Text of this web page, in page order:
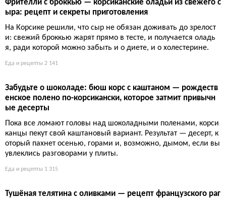
Фрителли с броккью — корсиканские оладьи из свежего с
ыра: рецепт и секреты приготовления
На Корсике решили, что сыр не обязан доживать до зрелост
и: свежий броккью жарят прямо в тесте, и получается оладь
я, ради которой можно забыть и о диете, и о холестерине.
Еда и рецепты 2 141
Забудьте о шоколаде: бюш корс с каштаном — рождеств
енское полено по-корсикански, которое затмит привычн
Пока все ломают головы над шоколадными поленами, корси
канцы пекут свой каштановый вариант. Результат — десерт, к
оторый пахнет осенью, горами и, возможно, дымом, если вы